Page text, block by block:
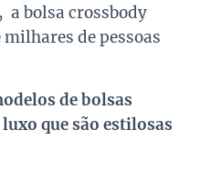
a bolsa crossbody
de pessoas
de bolsas
que são estilosas